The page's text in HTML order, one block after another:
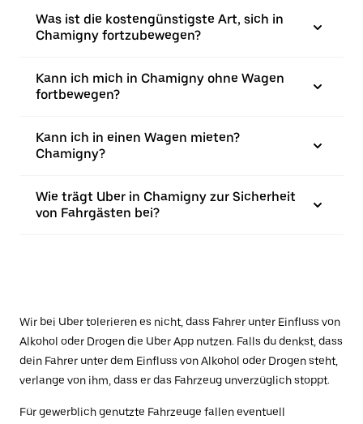
Was ist die kostengünstigste Art, sich in
Chamigny fortzubewegen?
Kann ich mich in Chamigny ohne Wagen
fortbewegen?
Kann ich in einen Wagen mieten?
Chamigny?
Wie trägt Uber in Chamigny zur Sicherheit
von Fahrgästen bei?
Wir bei Uber tolerieren es nicht, dass Fahrer unter Einfluss von
Alkohol oder Drogen die Uber App nutzen. Falls du denkst, dass
dein Fahrer unter dem Einfluss von Alkohol oder Drogen steht,
verlange von ihm, dass er das Fahrzeug unverzüglich stoppt.
Für gewerblich genutzte Fahrzeuge fallen eventuell